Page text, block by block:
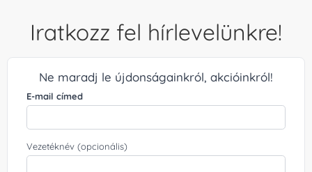
Iratkozz fel hírlevelünkre!
Ne maradj le újdonságainkról, akcióinkról!
E-mail címed
Vezetéknév (opcionális)